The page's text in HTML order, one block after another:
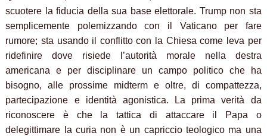
scuotere la fiducia della sua base elettorale. Trump non sta
semplicemente polemizzando con il Vaticano per fare
rumore; sta usando il conflitto con la Chiesa come leva per
ridefinire dove risiede l’autorità morale nella destra
americana e per disciplinare un campo politico che ha
bisogno, alle prossime midterm e oltre, di compattezza,
partecipazione e identità agonistica. La prima verità da
riconoscere è che la tattica di attaccare il Papa o
delegittimare la curia non è un capriccio teologico ma una